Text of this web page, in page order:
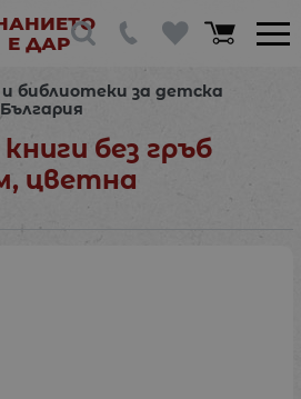
Е ДАР
библиотеки за детска
без гръб
цветна